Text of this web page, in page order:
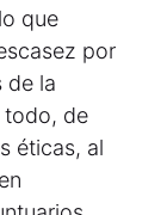
que
por
de la
todo, de
éticas, al